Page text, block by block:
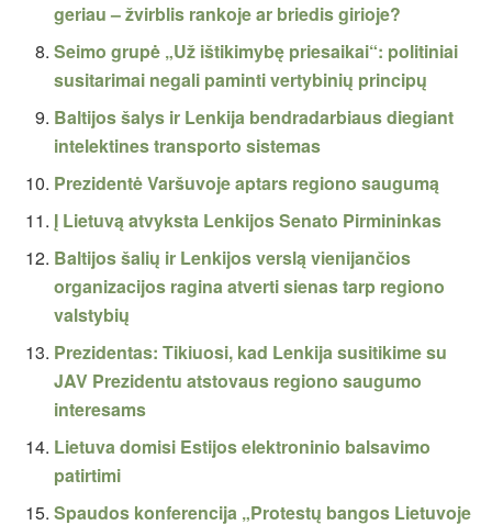
geriau – žvirblis rankoje ar briedis girioje?
Seimo grupė „Už ištikimybę priesaikai“: politiniai
susitarimai negali paminti vertybinių principų
Baltijos šalys ir Lenkija bendradarbiaus diegiant
intelektines transporto sistemas
Prezidentė Varšuvoje aptars regiono saugumą
Į Lietuvą atvyksta Lenkijos Senato Pirmininkas
Baltijos šalių ir Lenkijos verslą vienijančios
organizacijos ragina atverti sienas tarp regiono
valstybių
Prezidentas: Tikiuosi, kad Lenkija susitikime su
JAV Prezidentu atstovaus regiono saugumo
interesams
Lietuva domisi Estijos elektroninio balsavimo
patirtimi
Spaudos konferencija „Protestų bangos Lietuvoje